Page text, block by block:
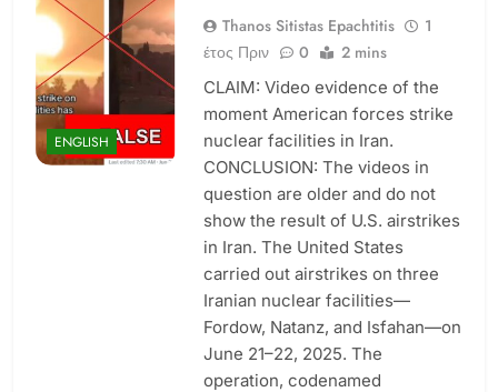
ENGLISH
Thanos Sitistas Epachtitis
1
έτος Πριν
0 2 mins
CLAIM: Video evidence of the
moment American forces strike
nuclear facilities in Iran.
CONCLUSION: The videos in
question are older and do not
show the result of U.S. airstrikes
in Iran. The United States
carried out airstrikes on three
Iranian nuclear facilities—
Fordow, Natanz, and Isfahan—on
June 21–22, 2025. The
operation, codenamed